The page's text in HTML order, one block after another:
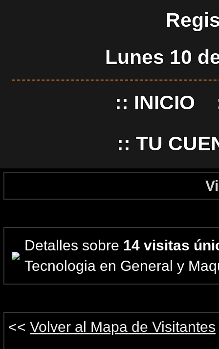
Lunes 10
:: INICIO
:: TU
Detalles sobre 14 visitas
Tecnologia en General y
<< Volver al Mapa de Visitantes